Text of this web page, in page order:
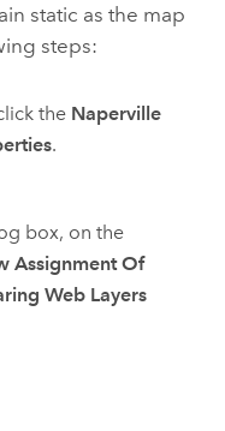
static as the map
steps:
the Naperville
.
box, on the
Assignment Of
Web Layers